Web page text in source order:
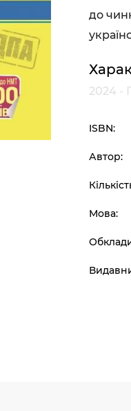
до
2024 -
ISBN:
Автор:
Мова: